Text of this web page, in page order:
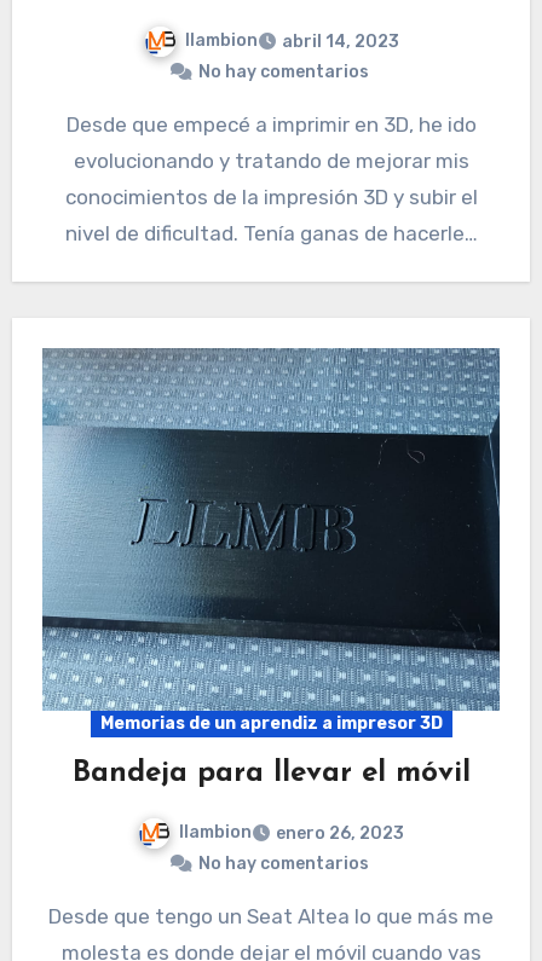
llambion
abril 14, 2023
No hay comentarios
Desde que empecé a imprimir en 3D, he ido
evolucionando y tratando de mejorar mis
conocimientos de la impresión 3D y subir el
nivel de dificultad. Tenía ganas de hacerle…
Memorias de un aprendiz a impresor 3D
Bandeja para llevar el móvil
llambion
enero 26, 2023
No hay comentarios
Desde que tengo un Seat Altea lo que más me
molesta es donde dejar el móvil cuando vas